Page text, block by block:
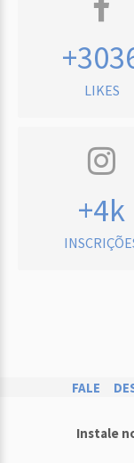
LIKES
+4k
FALE
Instale